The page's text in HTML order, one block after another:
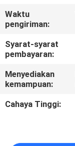
HUBUNGI
KAMI
BERITA
KASUS
Waktu
pengiriman:
Syarat-syarat
pembayaran:
Menyediakan
kemampuan:
Cahaya Tinggi: